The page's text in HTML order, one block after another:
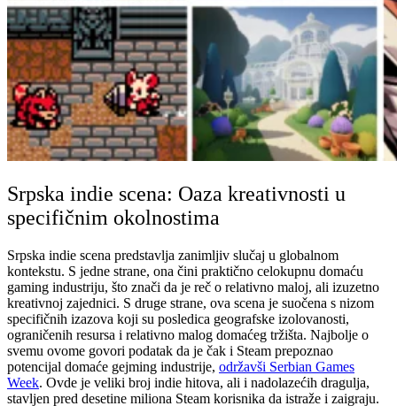
Srpska indie scena: Oaza kreativnosti u
specifičnim okolnostima
Srpska indie scena predstavlja zanimljiv slučaj u globalnom
kontekstu. S jedne strane, ona čini praktično celokupnu domaću
gaming industriju, što znači da je reč o relativno maloj, ali izuzetno
kreativnoj zajednici. S druge strane, ova scena je suočena s nizom
specifičnih izazova koji su posledica geografske izolovanosti,
ograničenih resursa i relativno malog domaćeg tržišta. Najbolje o
svemu ovome govori podatak da je čak i Steam prepoznao
potencijal domaće gejming industrije, održavši Serbian Games
Week. Ovde je veliki broj indie hitova, ali i nadolazećih dragulja,
stavljen pred desetine miliona Steam korisnika da istraže i zaigraju.